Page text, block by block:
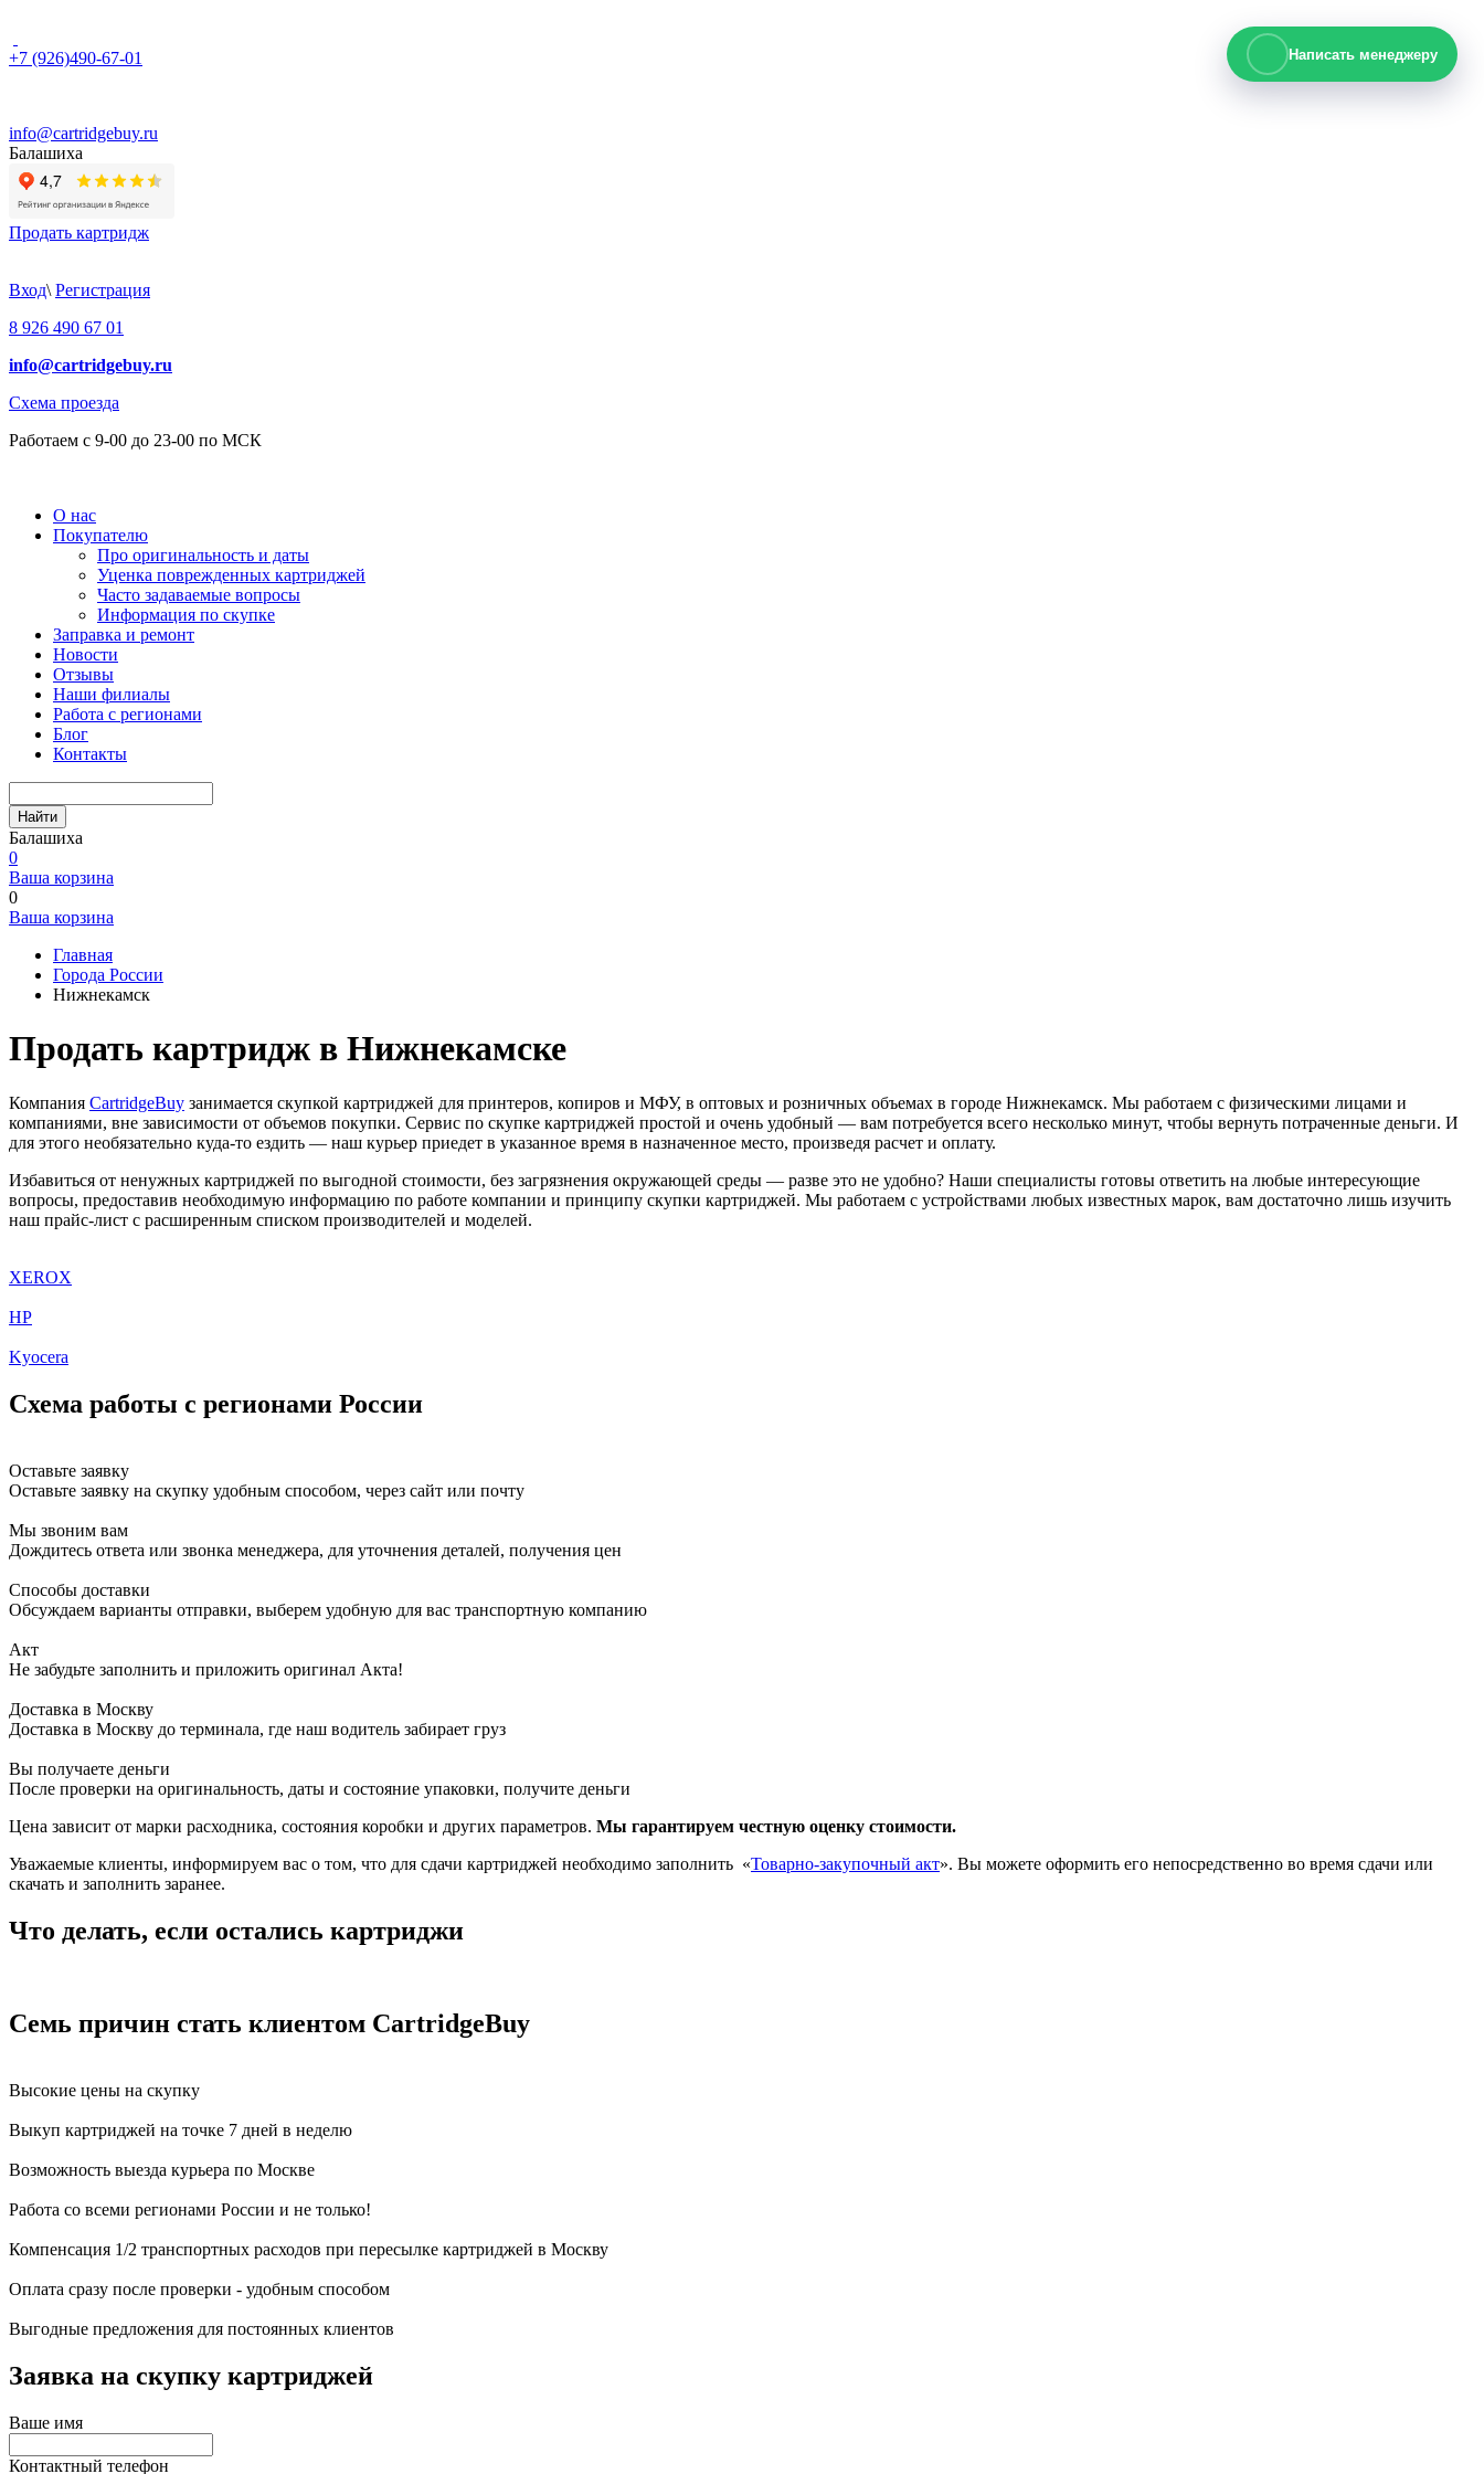
+7 (926)490-67-01
info@cartridgebuy.ru
Балашиха
Продать картридж
Вход\ Регистрация
8 926 490 67 01
info@cartridgebuy.ru
Схема проезда
Работаем с 9-00 до 23-00 по МСК
О нас
Покупателю
Про оригинальность и даты
Уценка поврежденных картриджей
Часто задаваемые вопросы
Информация по скупке
Заправка и ремонт
Новости
Отзывы
Наши филиалы
Работа с регионами
Блог
Контакты
Найти
Балашиха
0
Ваша корзина
0
Ваша корзина
Главная
Города России
Нижнекамск
Продать картридж в Нижнекамске
Компания CartridgeBuy занимается скупкой картриджей для принтеров, копиров и МФУ, в оптовых и розничных объемах в городе Нижнекамск. Мы работаем с физическими лицами и
компаниями, вне зависимости от объемов покупки. Сервис по скупке картриджей простой и очень удобный — вам потребуется всего несколько минут, чтобы вернуть потраченные деньги. И
для этого необязательно куда-то ездить — наш курьер приедет в указанное время в назначенное место, произведя расчет и оплату.
Избавиться от ненужных картриджей по выгодной стоимости, без загрязнения окружающей среды — разве это не удобно? Наши специалисты готовы ответить на любые интересующие
вопросы, предоставив необходимую информацию по работе компании и принципу скупки картриджей. Мы работаем с устройствами любых известных марок, вам достаточно лишь изучить
наш прайс-лист с расширенным списком производителей и моделей.
XEROX
HP
Kyocera
Схема работы с регионами России
Оставьте заявку
Оставьте заявку на скупку удобным способом, через сайт или почту
Мы звоним вам
Дождитесь ответа или звонка менеджера, для уточнения деталей, получения цен
Способы доставки
Обсуждаем варианты отправки, выберем удобную для вас транспортную компанию
Акт
Не забудьте заполнить и приложить оригинал Акта!
Доставка в Москву
Доставка в Москву до терминала, где наш водитель забирает груз
Вы получаете деньги
После проверки на оригинальность, даты и состояние упаковки, получите деньги
Цена зависит от марки расходника, состояния коробки и других параметров. Мы гарантируем честную оценку стоимости.
Уважаемые клиенты, информируем вас о том, что для сдачи картриджей необходимо заполнить «Товарно-закупочный акт». Вы можете оформить его непосредственно во время сдачи или
скачать и заполнить заранее.
Что делать, если остались картриджи
Семь причин стать клиентом CartridgeBuy
Высокие цены на скупку
Выкуп картриджей на точке 7 дней в неделю
Возможность выезда курьера по Москве
Работа со всеми регионами России и не только!
Компенсация 1/2 транспортных расходов при пересылке картриджей в Москву
Оплата сразу после проверки - удобным способом
Выгодные предложения для постоянных клиентов
Заявка на скупку картриджей
Ваше имя
Контактный телефон
Написать менеджеру